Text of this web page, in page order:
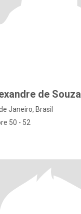
de Souza
Janeiro, Brasil
50 - 52